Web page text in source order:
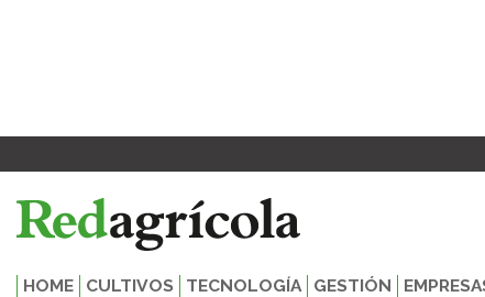
HOME CULTIVOS TECNOLOGÍA GESTIÓN